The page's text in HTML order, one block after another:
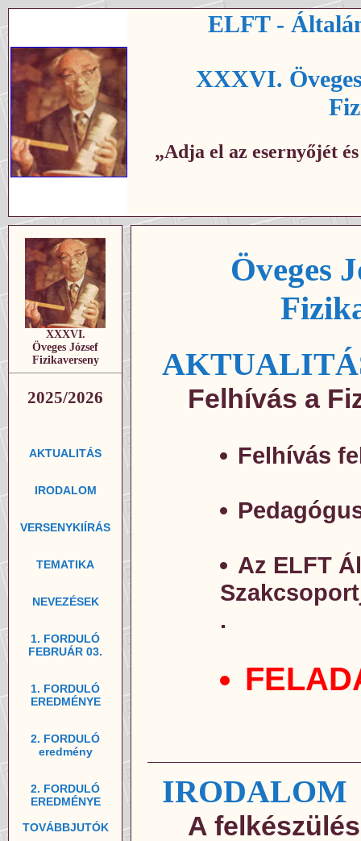
ELFT -
XXXVI.
„Adja el az esernyőjét
XXXVI.
Öveges József
Fizikaverseny
2025/2026
AKTUALITÁS
IRODALOM
VERSENYKIÍRÁS
TEMATIKA
NEVEZÉSEK
1. FORDULÓ
FEBRUÁR 03.
1. FORDULÓ
EREDMÉNYE
2. FORDULÓ
eredmény
2. FORDULÓ
EREDMÉNYE
TOVÁBBJUTÓK
Öveges
Felhívás a
Felhívás
Az ELFT
.
IRODALOM
A